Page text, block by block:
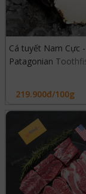
Cá tuyết Nam Cực -
Patagonian
219.900đ/100g